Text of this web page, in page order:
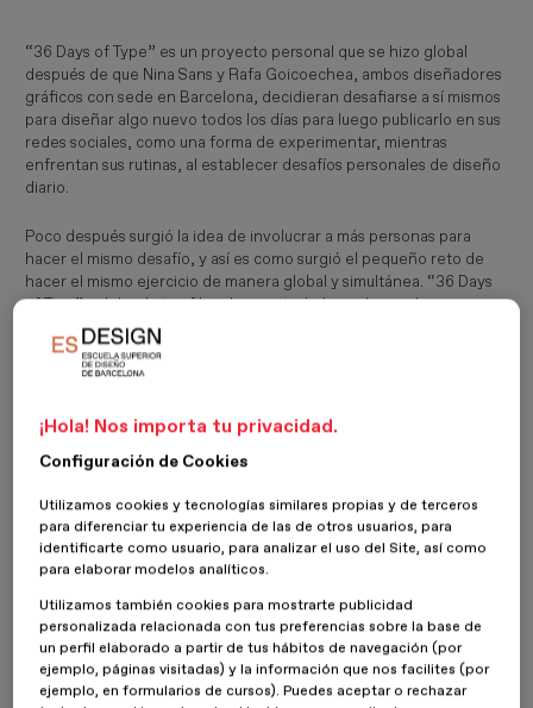
“36 Days of Type” es un proyecto personal que se hizo global
después de que Nina Sans y Rafa Goicoechea, ambos diseñadores
gráficos con sede en Barcelona, decidieran desafiarse a sí mismos
para diseñar algo nuevo todos los días para luego publicarlo en sus
redes sociales, como una forma de experimentar, mientras
enfrentan sus rutinas, al establecer desafíos personales de diseño
diario.
Poco después surgió la idea de involucrar a más personas para
hacer el mismo desafío, y así es como surgió el pequeño reto de
hacer el mismo ejercicio de manera global y simultánea. “36 Days
of Tipe” celebra la tipofilia y la creatividad, involucrando
diseñadores, ilustradores, amantes de las letras y loa tipografía y
creativos de todo el mundo.
hasta completarlo, con las letras y los números del 0 al 9. Algunos
aglutina sus 36 piezas, pero otros, simplemente se dejan llevar por
edición.
Los participantes en las 4 ediciones que llevan celebradas son:
Oyarbide / Friends of Type / Bisgràfic / Chamo San / Margarida
Esteves / Jon Contino / Muokkaa / Losiento / Marta Veludo / Noelia
Lozano / Maria Corte / Felipe Pantone / Petra Eriksson /
Relajaelcoco / Solo / Made Up / Studio Muti / Vasava / Bunkertype
/ Birgit Palma / Yomar Augusto / Atipo / La Boca / Machineast /
¡Hola! Nos importa tu privacidad.
Configuración de Cookies
Utilizamos cookies y tecnologías similares propias y de terceros
para diferenciar tu experiencia de las de otros usuarios, para
identificarte como usuario, para analizar el uso del Site, así como
para elaborar modelos analíticos.
Utilizamos también cookies para mostrarte publicidad
personalizada relacionada con tus preferencias sobre la base de
un perfil elaborado a partir de tus hábitos de navegación (por
ejemplo, páginas visitadas) y la información que nos facilites (por
ejemplo, en formularios de cursos). Puedes aceptar o rechazar